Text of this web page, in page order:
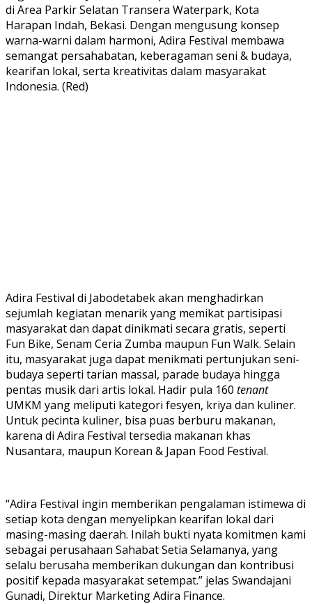
di Area Parkir Selatan Transera Waterpark, Kota
Harapan Indah, Bekasi. Dengan mengusung konsep
warna-warni dalam harmoni, Adira Festival membawa
semangat persahabatan, keberagaman seni & budaya,
kearifan lokal, serta kreativitas dalam masyarakat
Indonesia. (Red)
Adira Festival di Jabodetabek akan menghadirkan
sejumlah kegiatan menarik yang memikat partisipasi
masyarakat dan dapat dinikmati secara gratis, seperti
Fun Bike, Senam Ceria Zumba maupun Fun Walk. Selain
itu, masyarakat juga dapat menikmati pertunjukan seni-
budaya seperti tarian massal, parade budaya hingga
pentas musik dari artis lokal. Hadir pula 160 tenant
UMKM yang meliputi kategori fesyen, kriya dan kuliner.
Untuk pecinta kuliner, bisa puas berburu makanan,
karena di Adira Festival tersedia makanan khas
Nusantara, maupun Korean & Japan Food Festival.
“Adira Festival ingin memberikan pengalaman istimewa di
setiap kota dengan menyelipkan kearifan lokal dari
masing-masing daerah. Inilah bukti nyata komitmen kami
sebagai perusahaan Sahabat Setia Selamanya, yang
selalu berusaha memberikan dukungan dan kontribusi
positif kepada masyarakat setempat.” jelas Swandajani
Gunadi, Direktur Marketing Adira Finance.